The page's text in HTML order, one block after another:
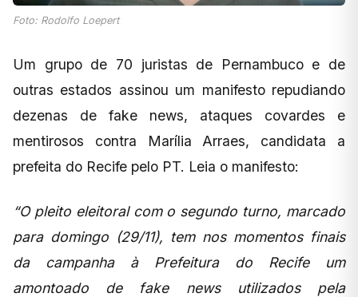
Foto: Rodolfo Loepert
Um grupo de 70 juristas de Pernambuco e de
outras estados assinou um manifesto repudiando
dezenas de fake news, ataques covardes e
mentirosos contra Marília Arraes, candidata a
prefeita do Recife pelo PT. Leia o manifesto:
“O pleito eleitoral com o segundo turno, marcado
para domingo (29/11), tem nos momentos finais
da campanha à Prefeitura do Recife um
amontoado de fake news utilizados pela